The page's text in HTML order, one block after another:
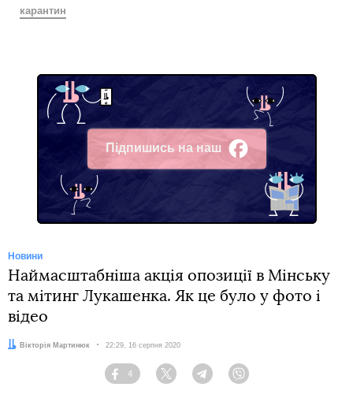
карантин
Підпишись на наш
Facebook
Новини
Наймасштабніша акція опозиції в Мінську
та мітинг Лукашенка. Як це було у фото і
відео
Автор:Вікторія Мартинюк Дата:
22:29, 16 серпня 2020
Facebook
4
Twitter TelegramViber